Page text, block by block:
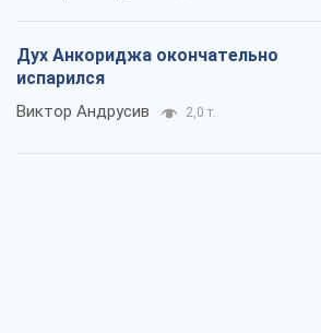
Дух Анкориджа окончательно
испарился
Виктор Андрусив 2,0 т.